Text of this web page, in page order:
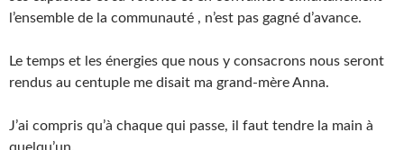
l’ensemble de la communauté , n’est pas gagné d’avance.
Le temps et les énergies que nous y consacrons nous seront
rendus au centuple me disait ma grand-mère Anna.
J’ai compris qu’à chaque qui passe, il faut tendre la main à